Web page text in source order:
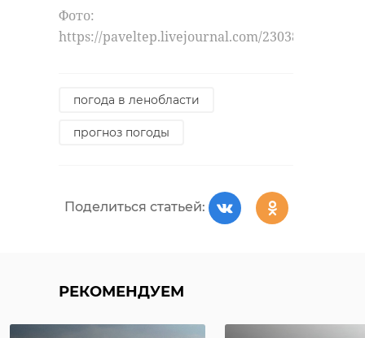
Фото:
https://paveltep.livejournal.com/230385.html
погода в ленобласти
прогноз погоды
Поделиться статьей:
РЕКОМЕНДУЕМ